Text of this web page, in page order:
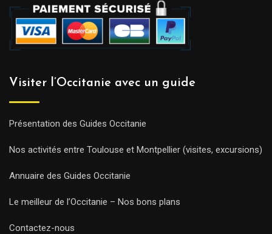
Visiter l’Occitanie avec un guide
Présentation des Guides Occitanie
Nos activités entre Toulouse et Montpellier (visites, excursions)
Annuaire des Guides Occitanie
Le meilleur de l’Occitanie – Nos bons plans
Contactez-nous